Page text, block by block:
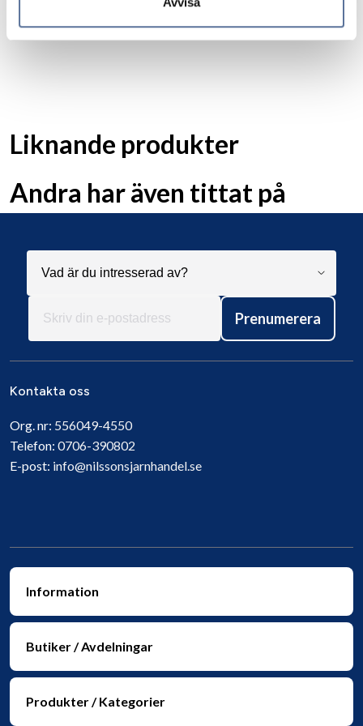
moms:
295kr
Liknande produkter
Andra har även tittat på
Prenumerera
Kontakta oss
Org. nr: 556049-4550
Telefon: 0706-390802
E-post: info@nilssonsjarnhandel.se
Information
Butiker / Avdelningar
Produkter / Kategorier